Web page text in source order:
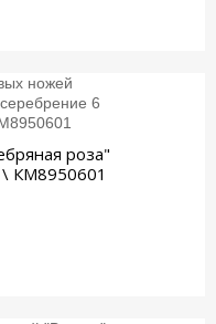
роза"
\ КМ8950601